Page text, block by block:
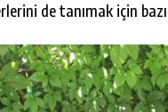
de tanımak için